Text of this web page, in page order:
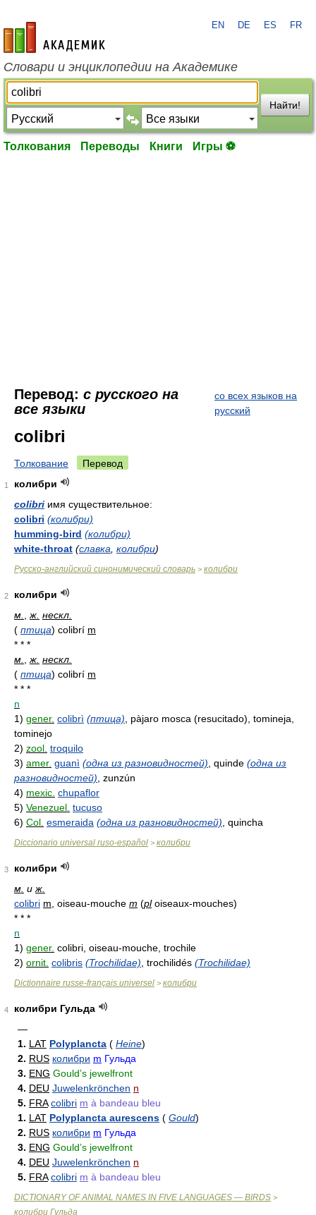
academic.ru
EN DE ES FR
Словари и энциклопедии на Академике
Найти!
Толкования Переводы Книги Игры ⚽
Перевод: с русского на
все языки
со всех языков на
русский
colibri
Толкование Перевод
1
колибри
colibri имя существительное:
colibri (колибри)
humming-bird (колибри)
white-throat (славка колибри)
Русско-английский синонимический словарь > колибри
2
колибри
м.
ж. нескл.
( птица) colibrí m
* * *
м.
ж. нескл.
( птица) colibrí m
* * *
n
1) gener. colibrì (птица) , pàjaro mosca (resucitado), tomineja,
tominejo
2) zool. troquilo
3) amer. guanì (одна из разновидностей) , quinde (одна из
разновидностей) , zunzún
4) mexic. chupaflor
5) Venezuel. tucuso
6) Col. esmeraida (одна из разновидностей) , quincha
Diccionario universal ruso-español > колибри
3
колибри
м. и ж.
colibri m , oiseau-mouche m (ploiseaux-mouches)
* * *
n
1) gener. colibri, oiseau-mouche, trochile
2) ornit. colibris (Trochilidae) , trochilidés (Trochilidae)
Dictionnaire russe-français universel > колибри
4
колибри Гульда
—
1. LAT Polyplancta ( Heine)
2. RUS колибри m Гульда
3. ENG Gould’s jewelfront
4. DEU Juwelenkrönchen n
5. FRA colibri m à bandeau bleu
1. LAT Polyplancta aurescens ( Gould)
2. RUS колибри m Гульда
3. ENG Gould’s jewelfront
4. DEU Juwelenkrönchen n
5. FRA colibri m à bandeau bleu
DICTIONARY OF ANIMAL NAMES IN FIVE LANGUAGES — BIRDS >
колибри Гульда